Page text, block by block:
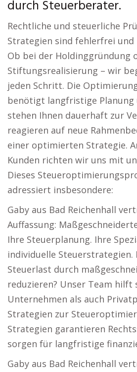
durch Steuerberater.
Rechtliche und steuerliche
Strategien sind fehlerfrei
Ob bei der Holdinggründung
Stiftungsrealisierung – wir
jeden Schritt. Die
benötigt langfristige Planung
stehen Ihnen dauerhaft zur
reagieren auf neue
einer optimierten Strategie.
Kunden richten wir uns mit
Dieses
adressiert insbesondere:
Gaby aus Bad Reichenhall
Auffassung:
Ihre Steuerplanung. Ihre
individuelle Steuerstrategien.
Steuerlast durch
reduzieren? Unser Team hilft
Unternehmen als auch
Strategien zur
Strategien garantieren
sorgen für langfristige
Gaby aus Bad Reichenhall